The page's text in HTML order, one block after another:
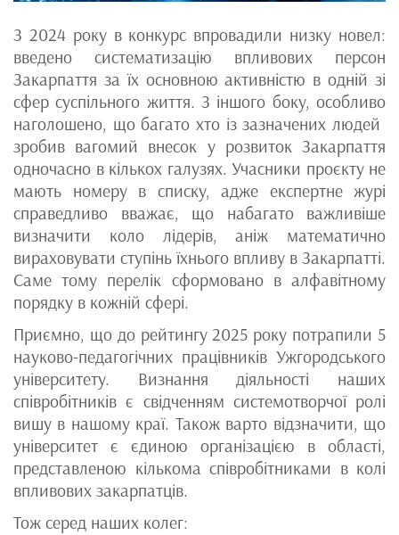
З 2024 року в конкурс впровадили низку новел:
введено систематизацію впливових персон
Закарпаття за їх основною активністю в одній зі
сфер суспільного життя. З іншого боку, особливо
наголошено, що багато хто із зазначених людей
зробив вагомий внесок у розвиток Закарпаття
одночасно в кількох галузях. Учасники проєкту не
мають номеру в списку, адже експертне журі
справедливо вважає, що набагато важливіше
визначити коло лідерів, аніж математично
вираховувати ступінь їхнього впливу в Закарпатті.
Саме тому перелік сформовано в алфавітному
порядку в кожній сфері.
Приємно, що до рейтингу 2025 року потрапили 5
науково-педагогічних працівників Ужгородського
університету. Визнання діяльності наших
співробітників є свідченням системотворчої ролі
вишу в нашому краї. Також варто відзначити, що
університет є єдиною організацією в області,
представленою кількома співробітниками в колі
впливових закарпатців.
Тож серед наших колег: